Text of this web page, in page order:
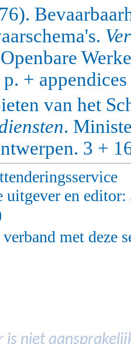
+
van het
.
3 +
en editor:
met deze
is niet